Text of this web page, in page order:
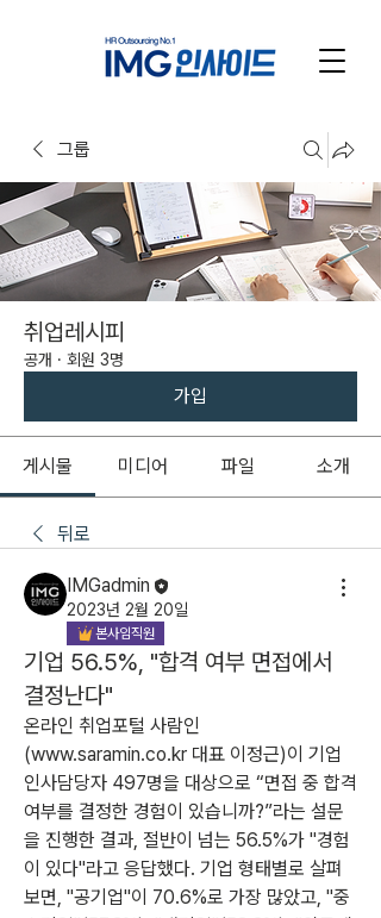
그룹
취업레시피
공개 · 회원 3명
가입
게시물 미디어 파일 소개
뒤로
IMGadmin
2023년 2월 20일
본사임직원
기업 56.5%, "합격 여부 면접에서
결정난다"
온라인 취업포털 사람인
(www.saramin.co.kr 대표 이정근)이 기업
인사담당자 497명을 대상으로 “면접 중 합격
여부를 결정한 경험이 있습니까?”라는 설문
을 진행한 결과, 절반이 넘는 56.5%가 "경험
이 있다"라고 응답했다. 기업 형태별로 살펴
보면, "공기업"이 70.6%로 가장 많았고, "중